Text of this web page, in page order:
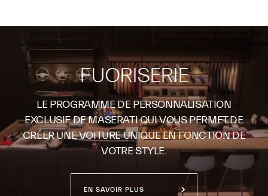
FUORISERIE
LE PROGRAMME DE PERSONNALISATION
EXCLUSIF DE MASERATI QUI VOUS PERMET DE
CRÉER UNE VOITURE UNIQUE EN FONCTION DE
VOTRE STYLE.
EN SAVOIR PLUS